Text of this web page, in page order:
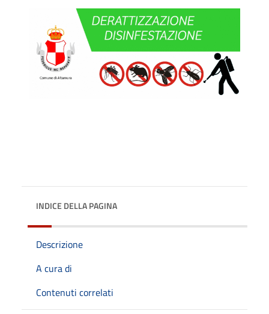
INDICE DELLA PAGINA
Descrizione
A cura di
Contenuti correlati